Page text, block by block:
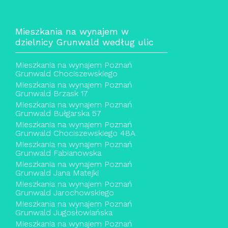
Mieszkania na wynajem w
dzielnicy Grunwald według ulic
Mieszkania na wynajem Poznań
Grunwald Chociszewskiego
Mieszkania na wynajem Poznań
Grunwald Brzask 17
Mieszkania na wynajem Poznań
Grunwald Bułgarska 57
Mieszkania na wynajem Poznań
Grunwald Chociszewskiego 48A
Mieszkania na wynajem Poznań
Grunwald Fabianowska
Mieszkania na wynajem Poznań
Grunwald Jana Matejki
Mieszkania na wynajem Poznań
Grunwald Jarochowskiego
Mieszkania na wynajem Poznań
Grunwald Jugosłowiańska
Mieszkania na wynajem Poznań